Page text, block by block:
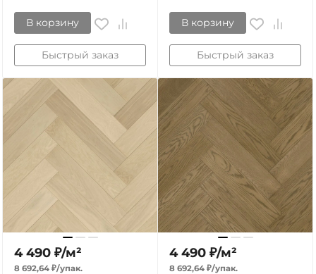
В корзину
Быстрый заказ
В корзину
Быстрый заказ
4 490 ₽/м²
8 692,64 ₽/упак.
4 490 ₽/м²
8 692,64 ₽/упак.